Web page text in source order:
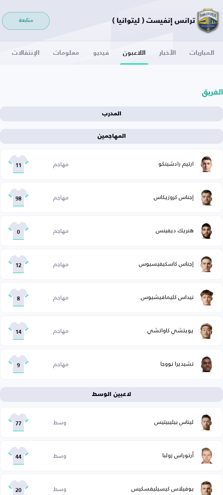
ترانس إنفيست ( ليتوانيا ) متابعة
المباريات الأخبار اللاعبون فيديو معلومات الإنتقالات
الفريق
المدرب
المهاجمين
ارتيم رادشينكو مهاجم 11
إجناس كروزيكاس مهاجم 98
هنريك ديفينس مهاجم 0
إجناس كاسكيفيسيوس مهاجم 12
نيداس كليمافيشيوس مهاجم 8
يويتشي كاواتشي مهاجم 14
تشيديرا نووجا مهاجم 9
لاعبين الوسط
ليناس بيليبيتيس وسط 77
أرتوراس زولبا وسط 44
بوفيلاس كيسيليفسكيس وسط 20